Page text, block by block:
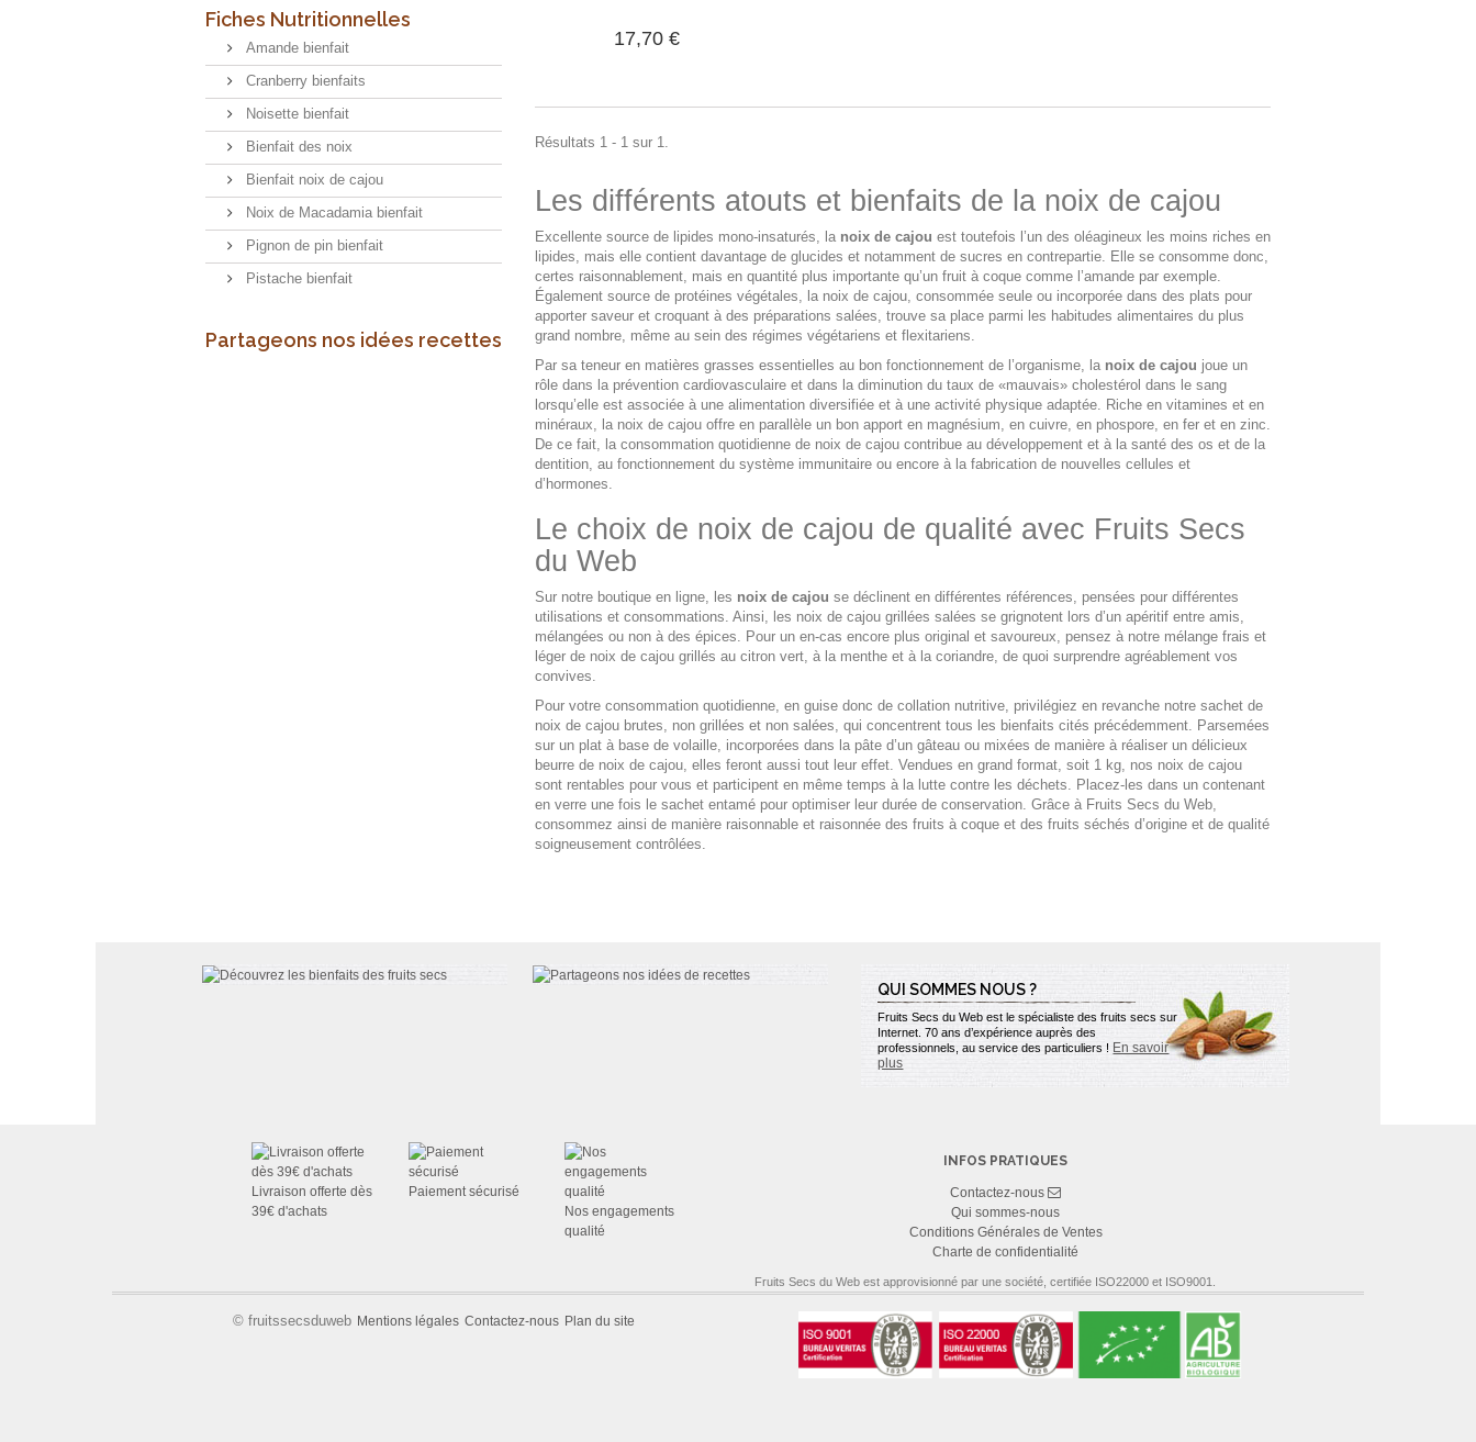
Fiches Nutritionnelles
Amande bienfait
Cranberry bienfaits
Noisette bienfait
Bienfait des noix
Bienfait noix de cajou
Noix de Macadamia bienfait
Pignon de pin bienfait
Pistache bienfait
Partageons nos idées recettes
17,70 €
Résultats 1 - 1 sur 1.
Les différents atouts et bienfaits de la noix de cajou
Excellente source de lipides mono-insaturés, la noix de cajou est toutefois l’un des oléagineux les moins riches en
lipides, mais elle contient davantage de glucides et notamment de sucres en contrepartie. Elle se consomme donc,
certes raisonnablement, mais en quantité plus importante qu’un fruit à coque comme l’amande par exemple.
Également source de protéines végétales, la noix de cajou, consommée seule ou incorporée dans des plats pour
apporter saveur et croquant à des préparations salées, trouve sa place parmi les habitudes alimentaires du plus
grand nombre, même au sein des régimes végétariens et flexitariens.
Par sa teneur en matières grasses essentielles au bon fonctionnement de l’organisme, la noix de cajou joue un
rôle dans la prévention cardiovasculaire et dans la diminution du taux de «mauvais» cholestérol dans le sang
lorsqu’elle est associée à une alimentation diversifiée et à une activité physique adaptée. Riche en vitamines et en
minéraux, la noix de cajou offre en parallèle un bon apport en magnésium, en cuivre, en phospore, en fer et en zinc.
De ce fait, la consommation quotidienne de noix de cajou contribue au développement et à la santé des os et de la
dentition, au fonctionnement du système immunitaire ou encore à la fabrication de nouvelles cellules et
d’hormones.
Le choix de noix de cajou de qualité avec Fruits Secs
du Web
Sur notre boutique en ligne, les noix de cajou se déclinent en différentes références, pensées pour différentes
utilisations et consommations. Ainsi, les noix de cajou grillées salées se grignotent lors d’un apéritif entre amis,
mélangées ou non à des épices. Pour un en-cas encore plus original et savoureux, pensez à notre mélange frais et
léger de noix de cajou grillés au citron vert, à la menthe et à la coriandre, de quoi surprendre agréablement vos
convives.
Pour votre consommation quotidienne, en guise donc de collation nutritive, privilégiez en revanche notre sachet de
noix de cajou brutes, non grillées et non salées, qui concentrent tous les bienfaits cités précédemment. Parsemées
sur un plat à base de volaille, incorporées dans la pâte d’un gâteau ou mixées de manière à réaliser un délicieux
beurre de noix de cajou, elles feront aussi tout leur effet. Vendues en grand format, soit 1 kg, nos noix de cajou
sont rentables pour vous et participent en même temps à la lutte contre les déchets. Placez-les dans un contenant
en verre une fois le sachet entamé pour optimiser leur durée de conservation. Grâce à Fruits Secs du Web,
consommez ainsi de manière raisonnable et raisonnée des fruits à coque et des fruits séchés d’origine et de qualité
soigneusement contrôlées.
QUI SOMMES NOUS ?
Fruits Secs du Web est le spécialiste des fruits secs sur
Internet. 70 ans d’expérience auprès des
professionnels, au service des particuliers ! En savoir
plus
Livraison offerte dès
39€ d'achats
Paiement sécurisé
Nos engagements
qualité
INFOS PRATIQUES
Contactez-nous
Qui sommes-nous
Conditions Générales de Ventes
Charte de confidentialité
Fruits Secs du Web est approvisionné par une société, certifiée ISO22000 et ISO9001.
© fruitssecsduweb Mentions légales Contactez-nous Plan du site